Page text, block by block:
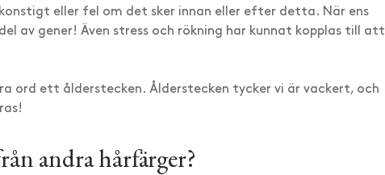
eller fel om det sker innan eller efter detta. När ens
av gener! Även stress och rökning har kunnat kopplas till att
ord ett ålderstecken. Ålderstecken tycker vi är vackert, och
andra hårfärger?